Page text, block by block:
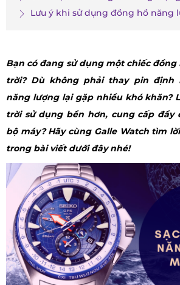
Lưu ý khi sử dụng đồng hồ năng
Bạn có đang sử dụng một chiếc
trời? Dù không phải thay pin định
năng lượng lại gặp nhiều khó khăn?
trời sử dụng bền hơn, cung cấp đầy
bộ máy? Hãy cùng Galle Watch tìm
trong bài viết dưới đây nhé!